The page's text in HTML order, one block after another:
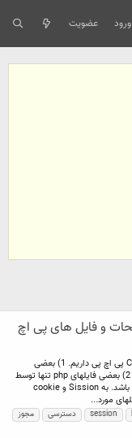
ورود عضویت
و فایل های پی اچ
دوستان ممنون میشم راهنمایی بفرمایید: مثلا یک CMS پی اچ پی داریم. 1) بعضی
فایلهای php نباید مستقیم توسط هیچ یوزری اجرا شود 2) بعضی فایلهای php تنها توسط
کاربران رجیستر شده که لاگین کردن باید قابل دسترسی باشد. به Sission و cookie
مورد...
session دسترسی مجوز